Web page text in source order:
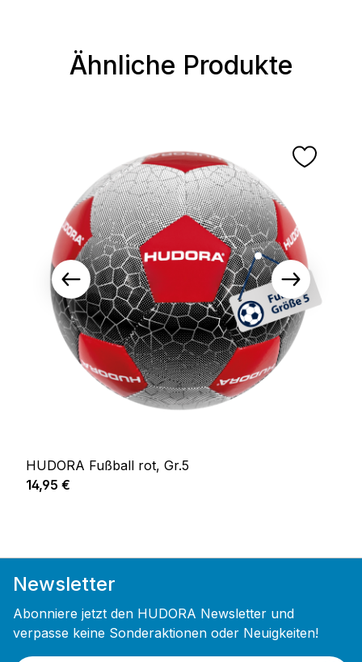
Produktgalerie überspringen
Ähnliche Produkte
HUDORA Fußball rot, Gr.5
Regulärer Preis:
14,95 €
Newsletter
Abonniere jetzt den HUDORA Newsletter und
verpasse keine Sonderaktionen oder Neuigkeiten!